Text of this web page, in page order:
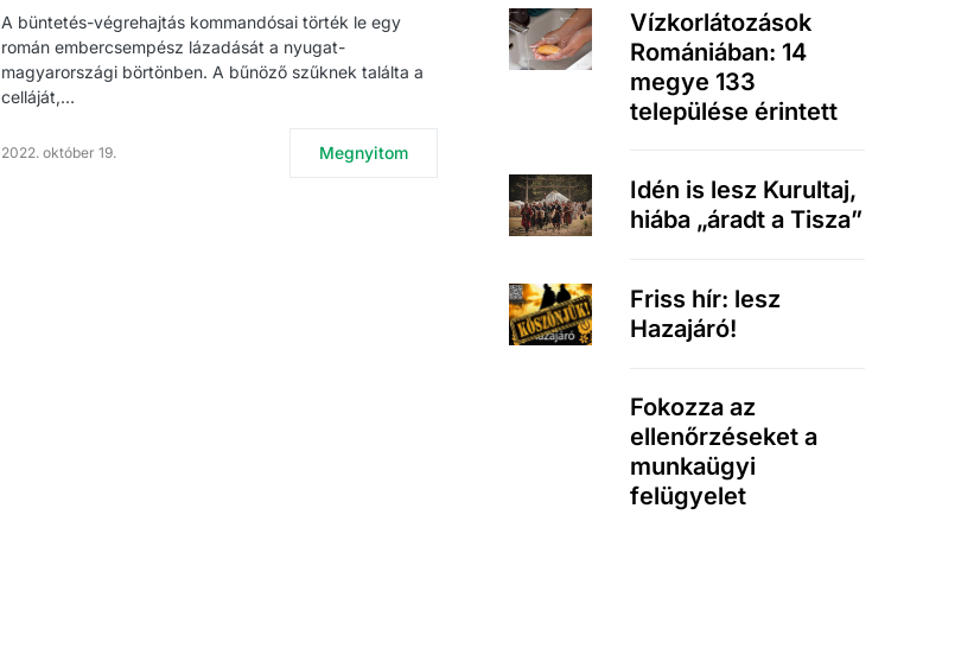
A büntetés-végrehajtás kommandósai törték le egy
román embercsempész lázadását a nyugat-
magyarországi börtönben. A bűnöző szűknek találta a
celláját,…
2022. október 19. Megnyitom
Vízkorlátozások
Romániában: 14
megye 133
települése érintett
Idén is lesz Kurultaj,
hiába „áradt a Tisza”
Friss hír: lesz
Hazajáró!
Fokozza az
ellenőrzéseket a
munkaügyi
felügyelet